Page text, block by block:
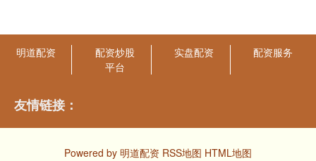
明道配资
配资炒股
平台
实盘配资 配资服务
友情链接：
Powered by 明道配资 RSS地图 HTML地图